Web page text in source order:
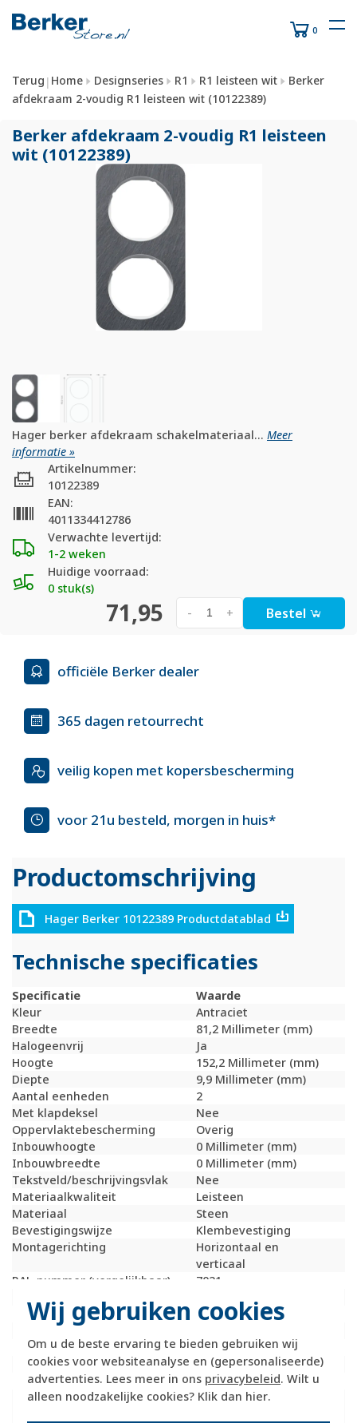
Wij gebruiken cookies
Om u de beste ervaring te bieden gebruiken wij
cookies voor websiteanalyse en (gepersonaliseerde)
advertenties. Lees meer in ons privacybeleid. Wilt u
alleen noodzakelijke cookies? Klik dan hier.
0
Terug | Home Designseries R1 R1 leisteen wit
Berker
afdekraam 2-voudig R1 leisteen wit (10122389)
Berker afdekraam 2-voudig R1 leisteen
wit (10122389)
Hager berker afdekraam schakelmateriaal... Meer
informatie »
Verwachte levertijd:
1-2 weken
Huidige voorraad:
0 stuk(s)
Artikelnummer:
10122389
EAN:
4011334412786
71,95 +
- Bestel
officiële Berker dealer
365 dagen retourrecht
veilig kopen met kopersbescherming
voor 21u besteld, morgen in huis*
Productomschrijving
Hager Berker 10122389 Productdatablad
Technische specificaties
Specificatie
Waarde
Kleur
Antraciet
Breedte
81,2 Millimeter (mm)
Halogeenvrij
Ja
Hoogte
152,2 Millimeter (mm)
Diepte
9,9 Millimeter (mm)
Aantal eenheden
2
Met klapdeksel
Nee
Oppervlaktebescherming
Overig
Inbouwhoogte
0 Millimeter (mm)
Inbouwbreedte
0 Millimeter (mm)
Tekstveld/beschrijvingsvlak
Nee
Materiaalkwaliteit
Leisteen
Materiaal
Steen
Bevestigingswijze
Klembevestiging
Montagerichting
Horizontaal en
verticaal
RAL-nummer (vergelijkbaar)
7021
Beschermingsgraad (IP)
IP20
Transparant
Nee
Uitvoering oppervlakte
Glanzend
Geschikt voor wandgoot
Ja
Geschikt voor
Ja